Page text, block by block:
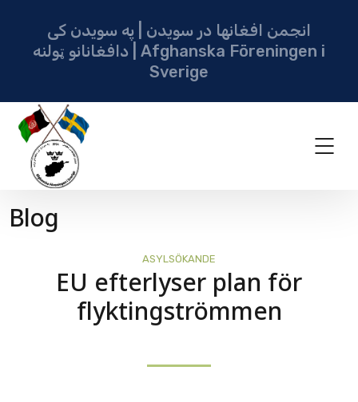
انجمن افغانها در سویدن | په سویدن کی
دافغانانو ټولنه | Afghanska Föreningen i
Sverige
Blog
ASYLSÖKANDE
EU efterlyser plan för
flyktingströmmen